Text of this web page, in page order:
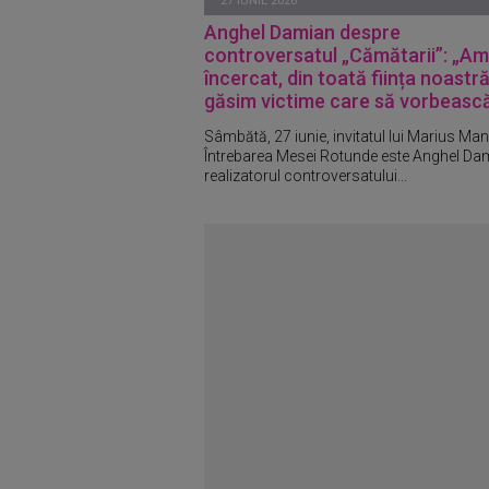
Anghel Damian despre
controversatul „Cămătarii”: „Am
încercat, din toată ființa
găsim victime care să
Sâmbătă, 27 iunie, invitatul lui Marius
Întrebarea Mesei Rotunde este Anghel
realizatorul controversatului...